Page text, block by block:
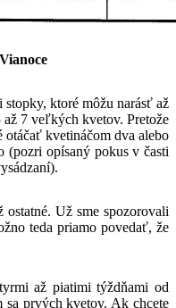
ktoré môžu narásť až
7 veľkých kvetov. Pretože
kvetináčom dva alebo
(pozri opísaný pokus v časti
Už sme spozorovali
teda priamo povedať, že
až piatimi týždňami od
sa prvých kvetov. Ak chcete